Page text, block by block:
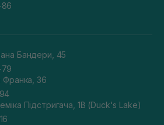
Бандери, 45
Франка, 36
Підстригача, 1В (Duck's Lake)